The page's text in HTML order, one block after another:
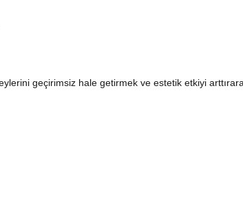
geçirimsiz hale getirmek ve estetik etkiyi